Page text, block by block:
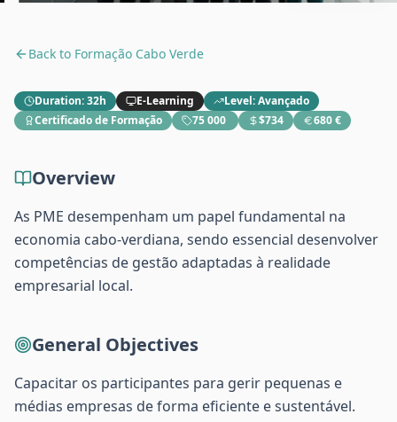
Back to Formação Cabo Verde
Duration:32h E-Learning Level:Avançado
Certificado de Formação
75 000 ​ $734 680 €
Overview
As PME desempenham um papel fundamental na
economia cabo-verdiana, sendo essencial desenvolver
competências de gestão adaptadas à realidade
empresarial local.
General Objectives
Capacitar os participantes para gerir pequenas e
médias empresas de forma eficiente e sustentável.